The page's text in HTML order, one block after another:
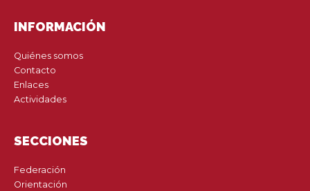
INFORMACIÓN
Quiénes somos
Contacto
Enlaces
Actividades
SECCIONES
Federación
Orientación